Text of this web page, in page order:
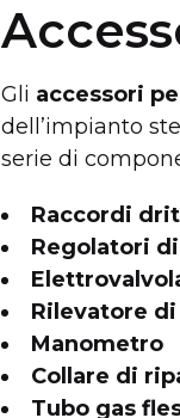
Gli accessori
dell’impianto
serie di
Raccordi
Regolatori
Rilevatore di
Manometro
Collare di
Tubo gas